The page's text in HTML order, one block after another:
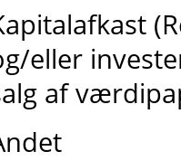
eller
af